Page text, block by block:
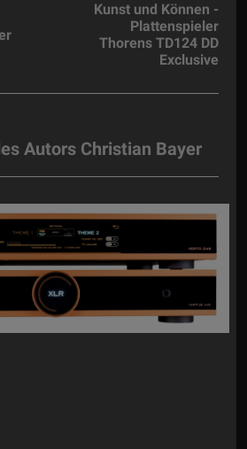
Kunst und Können -
Plattenspieler
Thorens TD124 DD
Exclusive
Autors Christian Bayer